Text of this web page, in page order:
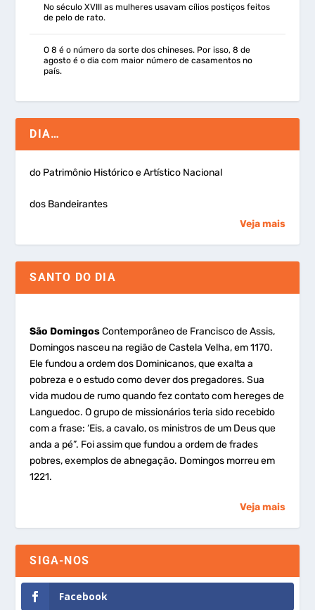
No século XVIII as mulheres usavam cílios postiços feitos
de pelo de rato.
O 8 é o número da sorte dos chineses. Por isso, 8 de
agosto é o dia com maior número de casamentos no
país.
DIA…
do Patrimônio Histórico e Artístico Nacional
dos Bandeirantes
Veja mais
SANTO DO DIA
São DomingosContemporâneo de Francisco de Assis,
Domingos nasceu na região de Castela Velha, em 1170.
Ele fundou a ordem dos Dominicanos, que exalta a
pobreza e o estudo como dever dos pregadores. Sua
vida mudou de rumo quando fez contato com hereges de
Languedoc. O grupo de missionários teria sido recebido
com a frase: ‘Eis, a cavalo, os ministros de um Deus que
anda a pé”. Foi assim que fundou a ordem de frades
pobres, exemplos de abnegação. Domingos morreu em
1221.
Veja mais
SIGA-NOS
Facebook